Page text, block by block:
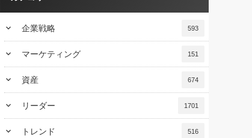
keyboard_arrow_down 企業戦略 593
keyboard_arrow_down マーケティング 151
keyboard_arrow_down 資産 674
keyboard_arrow_down リーダー 1701
keyboard_arrow_down トレンド 516